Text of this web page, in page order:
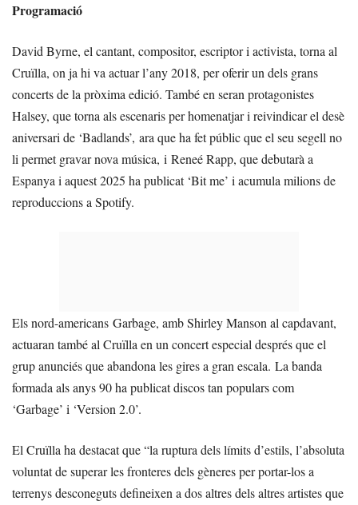
Programació
David Byrne, el cantant, compositor, escriptor i activista, torna al
Cruïlla, on ja hi va actuar l’any 2018, per oferir un dels grans
concerts de la pròxima edició. També en seran protagonistes
Halsey, que torna als escenaris per homenatjar i reivindicar el desè
aniversari de ‘Badlands’, ara que ha fet públic que el seu segell no
li permet gravar nova música, i Reneé Rapp, que debutarà a
Espanya i aquest 2025 ha publicat ‘Bit me’ i acumula milions de
reproduccions a Spotify.
Els nord-americans Garbage, amb Shirley Manson al capdavant,
actuaran també al Cruïlla en un concert especial després que el
grup anunciés que abandona les gires a gran escala. La banda
formada als anys 90 ha publicat discos tan populars com
‘Garbage’ i ‘Version 2.0’.
El Cruïlla ha destacat que “la ruptura dels límits d’estils, l’absoluta
voluntat de superar les fronteres dels gèneres per portar-los a
terrenys desconeguts defineixen a dos altres dels altres artistes que